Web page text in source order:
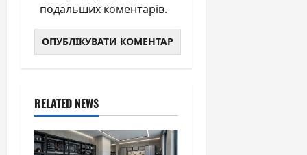
подальших коментарів.
RELATED NEWS